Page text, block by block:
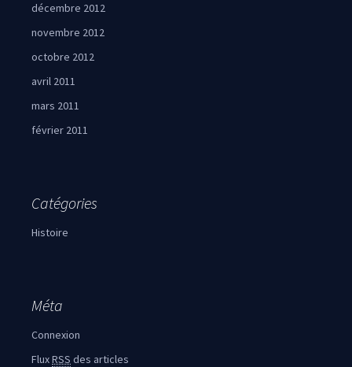
décembre 2012
novembre 2012
octobre 2012
avril 2011
mars 2011
février 2011
Catégories
Histoire
Méta
Connexion
FluxRSS des articles